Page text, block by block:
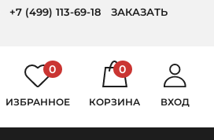
+7 (499) 113-69-18
ЗАКАЗАТЬ
0
ИЗБРАННОЕ
0
КОРЗИНА ВХОД